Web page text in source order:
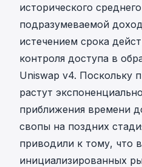
исторического
подразумеваемой
истечением срока
контроля доступа в
Uniswap v4. Поскольку
растут
приближения времени
свопы на поздних
приводили к тому, что
инициализированных